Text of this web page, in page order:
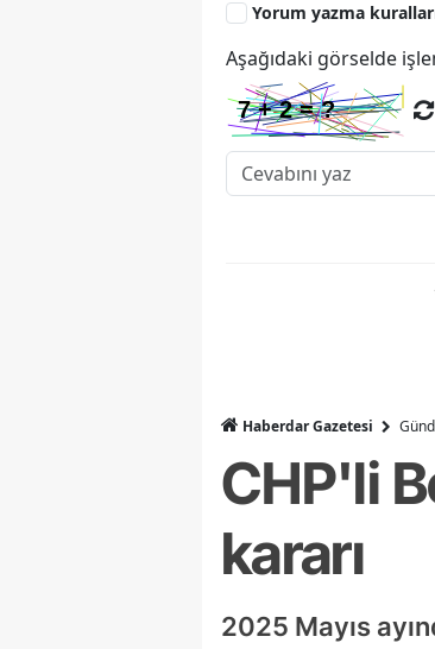
Yorum yazma
Aşağıdaki görselde
Haberdar Gazetesi
CHP'li
kararı
2025 Mayıs